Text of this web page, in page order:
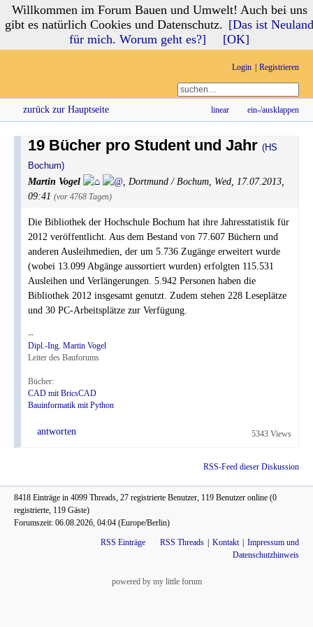
Forum Bauen und Umwelt
Login Registrieren
zurück zur Hauptseite linear ein-/ausklappen
19 Bücher pro Student und Jahr (HS
Bochum)
Martin Vogel Dortmund / Bochum Wed, 17.07.2013,
09:41 (vor 4768 Tagen)
Die Bibliothek der Hochschule Bochum hat ihre Jahresstatistik für
2012 veröffentlicht. Aus dem Bestand von 77.607 Büchern und
anderen Ausleihmedien, der um 5.736 Zugänge erweitert wurde
(wobei 13.099 Abgänge aussortiert wurden) erfolgten 115.531
Ausleihen und Verlängerungen. 5.942 Personen haben die
Bibliothek 2012 insgesamt genutzt. Zudem stehen 228 Leseplätze
und 30 PC-Arbeitsplätze zur Verfügung.
--
Dipl.-Ing. Martin Vogel
Leiter des Bauforums
Bücher:
CAD mit BricsCAD
Bauinformatik mit Python
antworten 5343 Views
RSS-Feed dieser Diskussion
8418 Einträge in 4099 Threads, 27 registrierte Benutzer, 119 Benutzer online (0
registrierte, 119 Gäste)
Forumszeit: 06.08.2026, 04:04 (Europe/Berlin)
RSS Einträge
RSS Threads Kontakt
Impressum und
Datenschutzhinweis
powered by my little forum
Willkommen im Forum Bauen und Umwelt! Auch bei uns
gibt es natürlich Cookies und Datenschutz. [Das ist Neuland
für mich. Worum geht es?]
[OK]